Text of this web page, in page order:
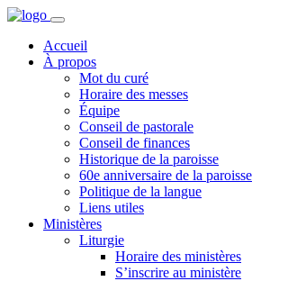
Accueil
À propos
Mot du curé
Horaire des messes
Équipe
Conseil de pastorale
Conseil de finances
Historique de la paroisse
60e anniversaire de la paroisse
Politique de la langue
Liens utiles
Ministères
Liturgie
Horaire des ministères
S’inscrire au ministère